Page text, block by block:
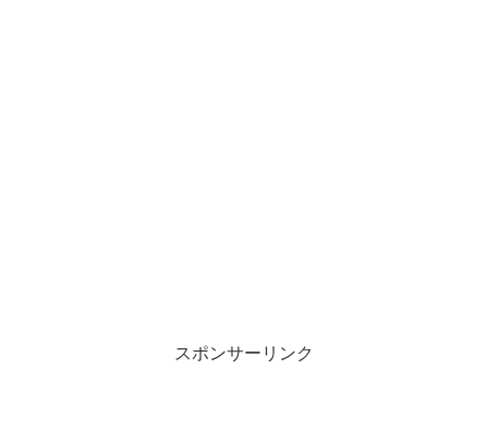
スポンサーリンク